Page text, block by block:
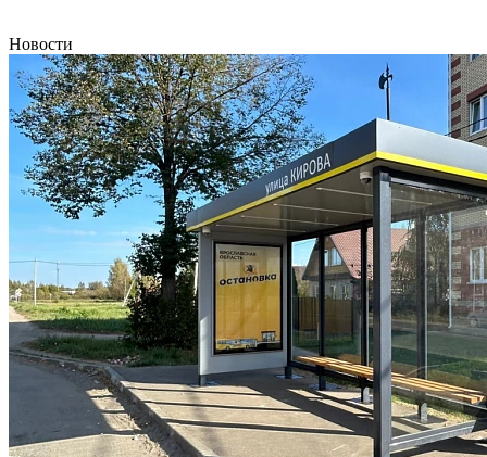
Новости